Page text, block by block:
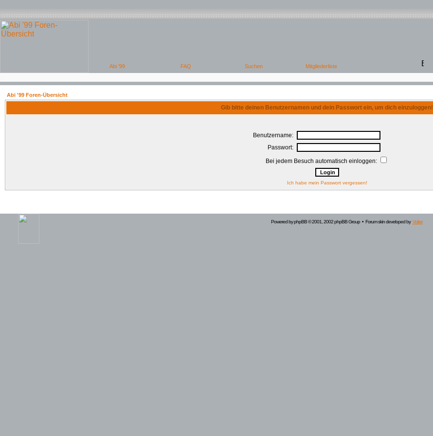
Abi '99 Foren-Übersicht
Gib bitte deinen Benutzernamen und dein Passwort ein, um dich einzuloggen!
Benutzername:
Passwort:
Bei jedem Besuch automatisch einloggen:
Ich habe mein Passwort vergessen!
Powered byphpBB© 2001, 2002 phpBB Group • Forum skin developed by Volize